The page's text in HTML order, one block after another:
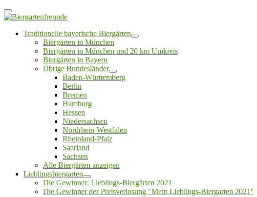
Traditionelle bayerische Biergärten
Biergärten in München
Biergärten in München und 20 km Umkreis
Biergärten in Bayern
Übrige Bundesländer
Baden-Württemberg
Berlin
Bremen
Hamburg
Hessen
Niedersachsen
Nordrhein-Westfalen
Rheinland-Pfalz
Saarland
Sachsen
Alle Biergärten anzeigen
Lieblingsbiergarten
Die Gewinner: Lieblings-Biergärten 2021
Die Gewinner der Preisverlosung "Mein Lieblings-Biergarten 2021"